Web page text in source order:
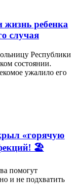
ребенка
случая
Республики
состоянии.
ужалило его
«горячую
🏖
помогут
и не подхватить